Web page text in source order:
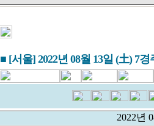
■ [서울] 2022년 08월 13일 (土) 7경
2022년